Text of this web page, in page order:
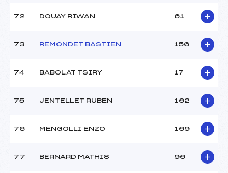
72 DOUAY RIWAN 61
73 REMONDET BASTIEN 156
74 BABOLAT TSIRY 17
75 JENTELLET RUBEN 162
76 MENGOLLI ENZO 169
77 BERNARD MATHIS 96